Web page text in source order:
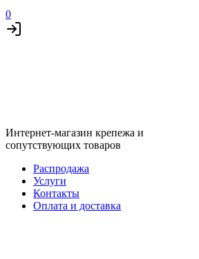
0
Интернет-магазин крепежа и
сопутствующих товаров
Распродажа
Услуги
Контакты
Оплата и доставка